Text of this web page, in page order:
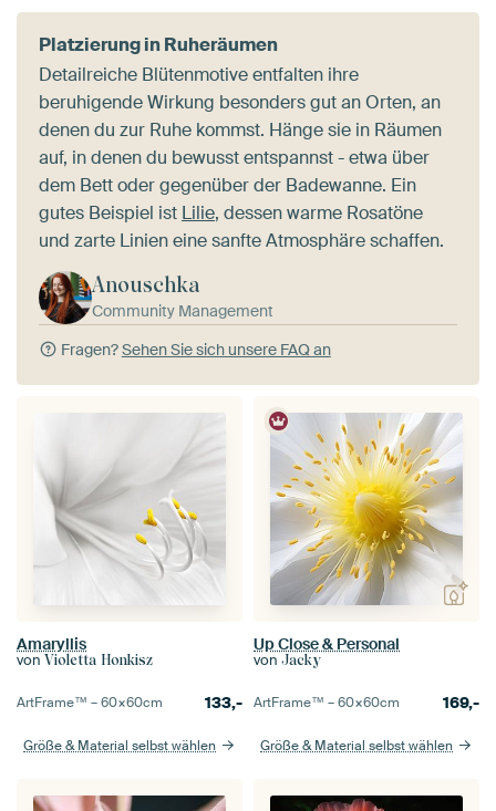
Platzierung in Ruheräumen
Detailreiche Blütenmotive entfalten ihre
beruhigende Wirkung besonders gut an Orten, an
denen du zur Ruhe kommst. Hänge sie in Räumen
auf, in denen du bewusst entspannst - etwa über
dem Bett oder gegenüber der Badewanne. Ein
gutes Beispiel ist Lilie, dessen warme Rosatöne
und zarte Linien eine sanfte Atmosphäre schaffen.
Anouschka
Community Management
Fragen?Sehen Sie sich unsere FAQ an
Amaryllis
von Violetta Honkisz
ArtFrame™ –60×60cm 133,-
Größe & Material selbst wählen
Up Close & Personal
von Jacky
ArtFrame™ –60×60cm 169,-
Größe & Material selbst wählen